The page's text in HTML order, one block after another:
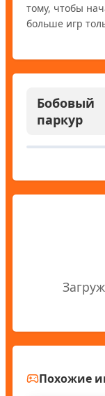
тому, чтобы
Бобовый
паркур
Похожие